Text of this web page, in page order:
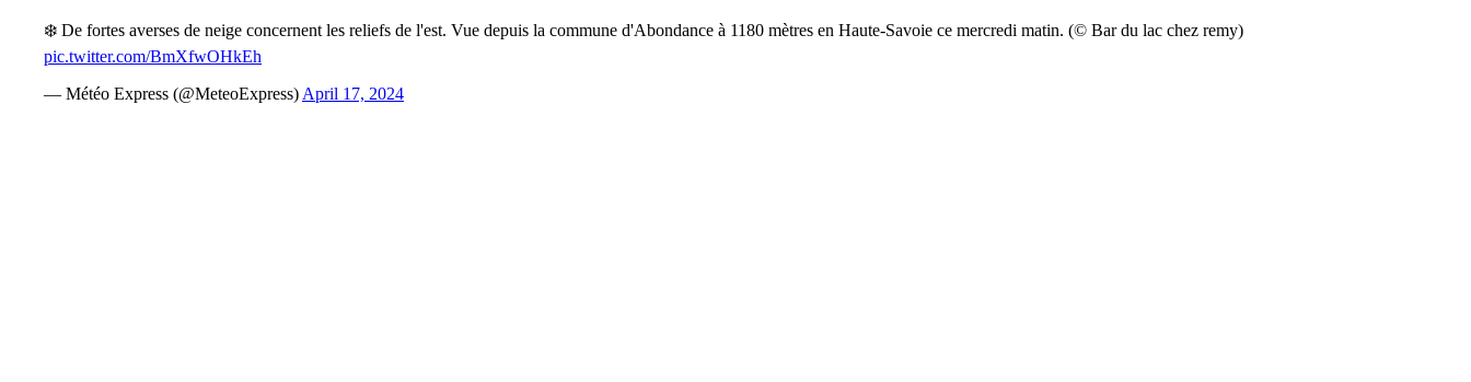
❄️ De fortes averses de neige concernent les reliefs de l'est. Vue depuis la commune d'Abondance à 1180 mètres en Haute-Savoie ce mercredi matin. (© Bar du lac chez remy)
pic.twitter.com/BmXfwOHkEh
— Météo Express (@MeteoExpress) April 17, 2024